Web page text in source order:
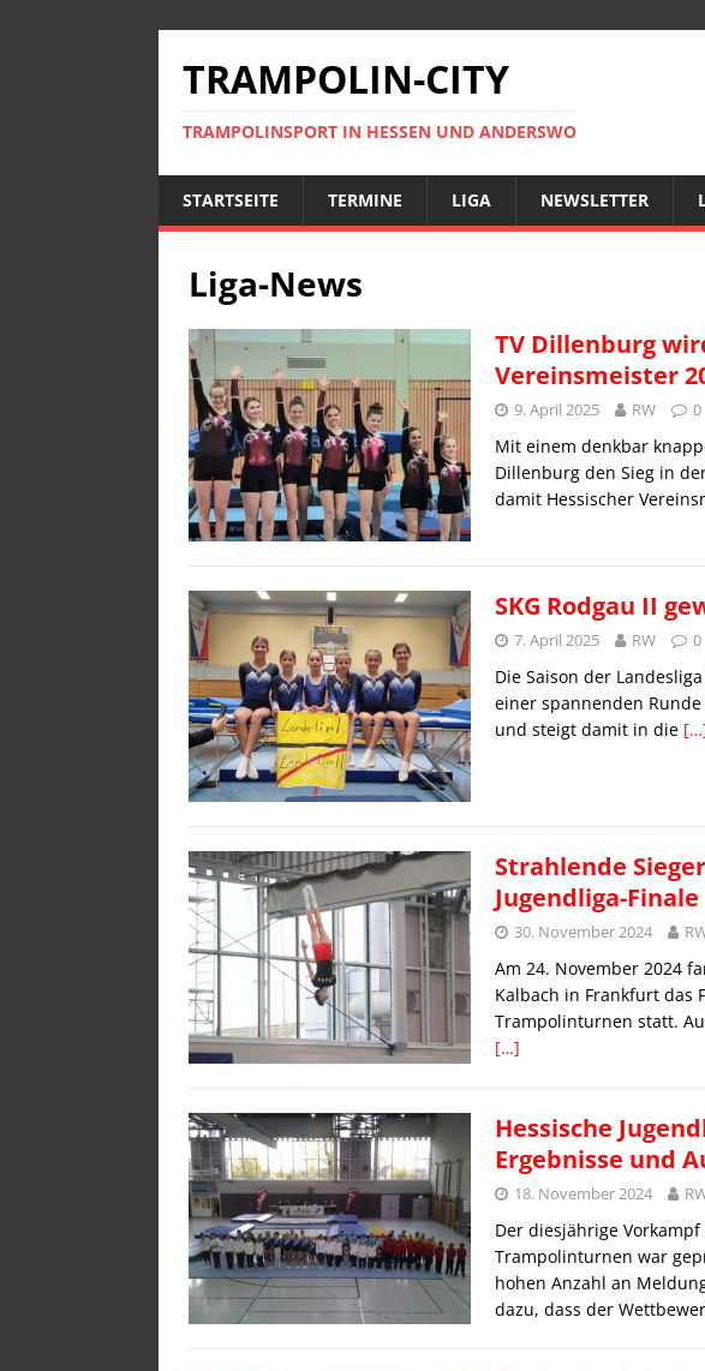
TRAMPOLIN-CITY
TRAMPOLINSPORT IN HESSEN UND ANDERSWO
STARTSEITE TERMINE LIGA NEWSLETTER
Liga-News
TV Dillenburg
Vereinsmeister
9. April 2025 RW 0
Mit einem denkbar
Dillenburg den Sieg in
damit Hessischer
SKG Rodgau II
7. April 2025 RW 0
Die Saison der
einer spannenden Runde
und steigt damit in die
Strahlende
Jugendliga-Finale
30. November 2024
Am 24. November 2024
Kalbach in Frankfurt das
Trampolinturnen statt.
[…]
Hessische
Ergebnisse und
18. November 2024
Der diesjährige
Trampolinturnen war
hohen Anzahl an
dazu, dass der